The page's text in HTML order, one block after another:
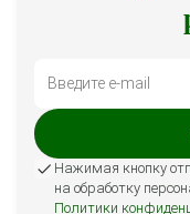
Нажимая кнопку
на обработку
Политики